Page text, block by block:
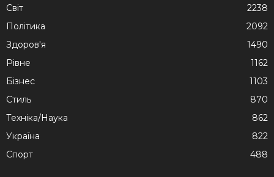
Cвіт
2238
Політика
2092
Здоров'я
1490
Рівне
1162
Бізнес
1103
Стиль
870
Техніка/Наука
862
Україна
822
Спорт
488